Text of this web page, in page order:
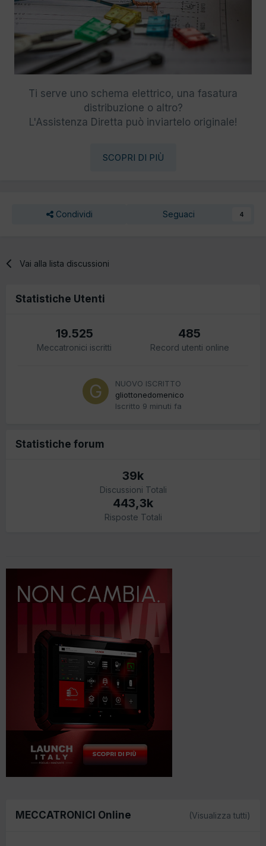
Ti serve uno schema elettrico, una fasatura
distribuzione o altro?
L'Assistenza Diretta può inviartelo originale!
SCOPRI DI PIÙ
Condividi Seguaci 4
Vai alla lista discussioni
Statistiche Utenti
19.525
Meccatronici iscritti
485
Record utenti online
NUOVO ISCRITTO
gliottonedomenico
Iscritto 9 minuti fa
Statistiche forum
39k
Discussioni Totali
443,3k
Risposte Totali
MECCATRONICI Online (Visualizza tutti)